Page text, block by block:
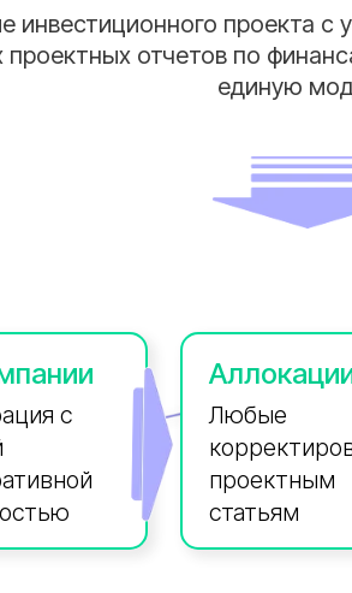
инвестиционного проекта с
отчетов по
единую
с
Любые
проектным
статьям